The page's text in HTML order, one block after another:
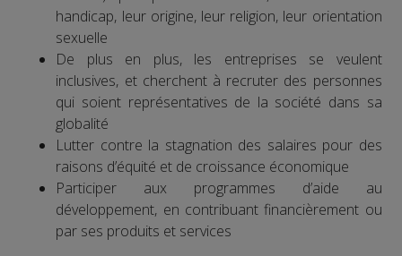
handicap, leur origine, leur religion, leur orientation
sexuelle
De plus en plus, les entreprises se veulent
inclusives, et cherchent à recruter des personnes
qui soient représentatives de la société dans sa
globalité
Lutter contre la stagnation des salaires pour des
raisons d’équité et de croissance économique
Participer aux programmes d’aide au
développement, en contribuant financièrement ou
par ses produits et services